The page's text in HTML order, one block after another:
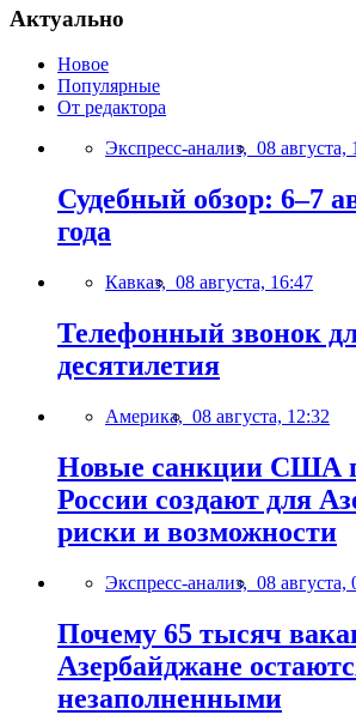
Актуально
Новое
Популярные
От редактора
Экспресс-анализ, 08 августа,
Судебный обзор: 6–7
года
Кавказ, 08 августа, 16:47
Телефонный звонок
десятилетия
Америка, 08 августа, 12:32
Новые санкции США
России создают для
риски и возможности
Экспресс-анализ, 08 августа,
Почему 65 тысяч
Азербайджане
незаполненными